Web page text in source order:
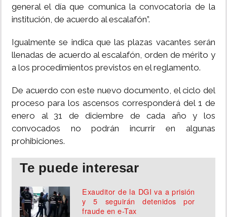
general el día que comunica la convocatoria de la
institución, de acuerdo al escalafón”.
Igualmente se indica que las plazas vacantes serán
llenadas de acuerdo al escalafón, orden de mérito y
a los procedimientos previstos en el reglamento.
De acuerdo con este nuevo documento, el ciclo del
proceso para los ascensos corresponderá del 1 de
enero al 31 de diciembre de cada año y los
convocados no podrán incurrir en algunas
prohibiciones.
Te puede interesar
Exauditor de la DGI va a prisión
y 5 seguirán detenidos por
fraude en e-Tax